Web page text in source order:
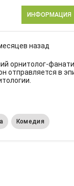
ИНФОРМАЦИЯ
назад
орнитолог-
отправляется в
Комедия